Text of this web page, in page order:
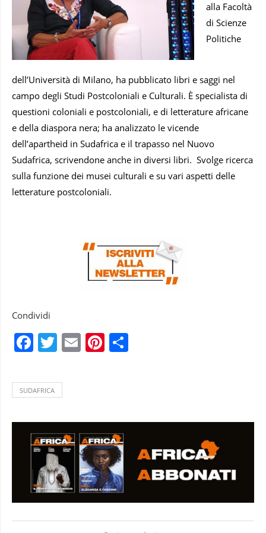
alla Facoltà
di Scienze
Politiche
dell’Università di Milano, ha pubblicato libri e saggi nel
campo degli Studi Postcoloniali e Culturali. È specialista di
questioni coloniali e postcoloniali, e di letterature africane
e della diaspora nera; ha analizzato le vicende
dell’apartheid in Sudafrica e il trapasso nel Nuovo
Sudafrica, scrivendone anche in diversi libri. Svolge ricerca
sulla funzione dei musei culturali e su vari aspetti delle
letterature postcoloniali.
Condividi
Facebook
Twitter
EmailPinterest
SUDAFRICA